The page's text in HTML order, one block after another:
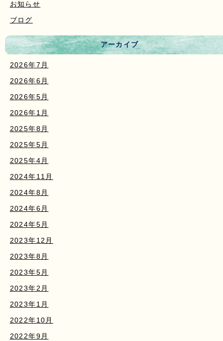
お知らせ
ブログ
アーカイブ
2026年7月
2026年6月
2026年5月
2026年1月
2025年8月
2025年5月
2025年4月
2024年11月
2024年8月
2024年6月
2024年5月
2023年12月
2023年8月
2023年5月
2023年2月
2023年1月
2022年10月
2022年9月